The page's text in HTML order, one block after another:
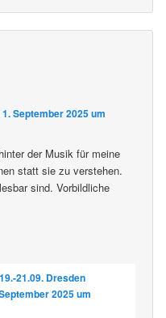
1. September 2025 um
der Musik für meine
statt sie zu verstehen.
sind. Vorbildliche
21.09. Dresden
2025 um